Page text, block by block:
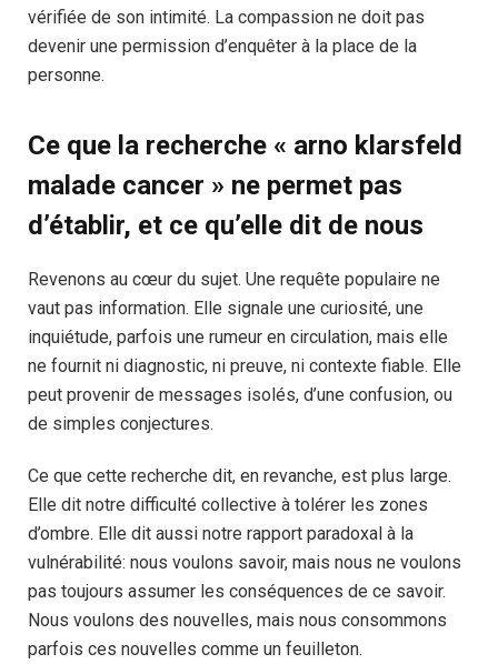
vérifiée de son intimité. La compassion ne doit pas
devenir une permission d’enquêter à la place de la
personne.
Ce que la recherche « arno klarsfeld
malade cancer » ne permet pas
d’établir, et ce qu’elle dit de nous
Revenons au cœur du sujet. Une requête populaire ne
vaut pas information. Elle signale une curiosité, une
inquiétude, parfois une rumeur en circulation, mais elle
ne fournit ni diagnostic, ni preuve, ni contexte fiable. Elle
peut provenir de messages isolés, d’une confusion, ou
de simples conjectures.
Ce que cette recherche dit, en revanche, est plus large.
Elle dit notre difficulté collective à tolérer les zones
d’ombre. Elle dit aussi notre rapport paradoxal à la
vulnérabilité: nous voulons savoir, mais nous ne voulons
pas toujours assumer les conséquences de ce savoir.
Nous voulons des nouvelles, mais nous consommons
parfois ces nouvelles comme un feuilleton.